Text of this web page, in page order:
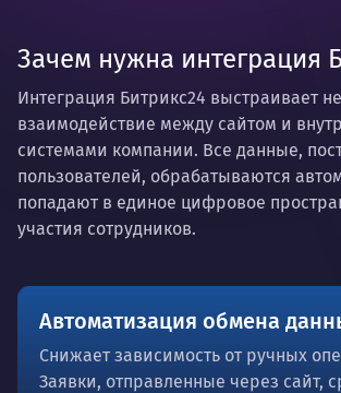
Зачем нужна интеграция
Интеграция Битрикс24 выстраивает
взаимодействие между сайтом и
системами компании. Все данные,
пользователей, обрабатываются
попадают в единое цифровое
участия сотрудников.
Автоматизация обмена
Снижает зависимость от ручных
Заявки, отправленные через сайт,